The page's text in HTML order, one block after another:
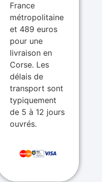
France
métropolitaine
et 489 euros
pour une
livraison en
Corse. Les
délais de
transport sont
typiquement
de 5 à 12 jours
ouvrés.